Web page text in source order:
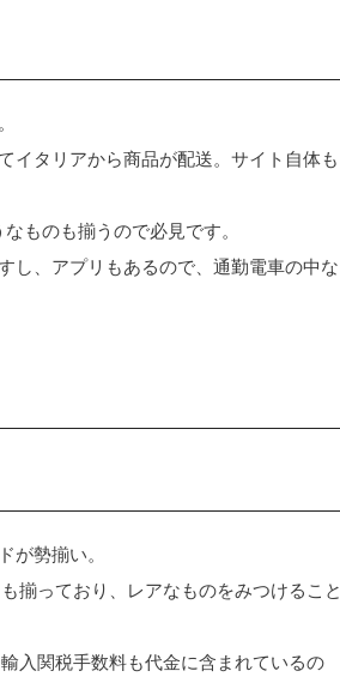
イタリアから商品が配送。サイト自体も
ものも揃うので必見です。
し、アプリもあるので、通勤電車の中な
勢揃い。
揃っており、レアなものをみつけること
入関税手数料も代金に含まれているの